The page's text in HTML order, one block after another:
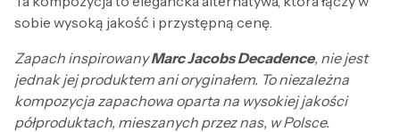
sobie wysoką jakość i przystępną cenę.
Zapach inspirowanyMarc Jacobs Decadence, nie jest
jednak jej produktem ani oryginałem. To niezależna
kompozycja zapachowa oparta na wysokiej jakości
półproduktach, mieszanych przez nas, w Polsce.